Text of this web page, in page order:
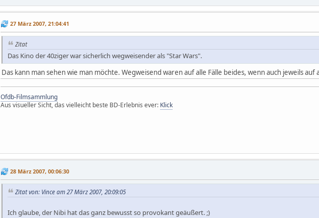
27 März 2007, 21:04:41
Zitat
Das Kino der 40ziger war sicherlich wegweisender als "Star Wars".
Das kann man sehen wie man möchte. Wegweisend waren auf alle Fälle beides, wenn auch jeweils
Ofdb-Filmsammlung
Aus visueller Sicht, das vielleicht beste BD-Erlebnis ever: Klick
28 März 2007, 00:06:30
Zitat von: Vince am 27 März 2007, 20:09:05
Ich glaube, der Nibi hat das ganz bewusst so provokant geäußert. ;)